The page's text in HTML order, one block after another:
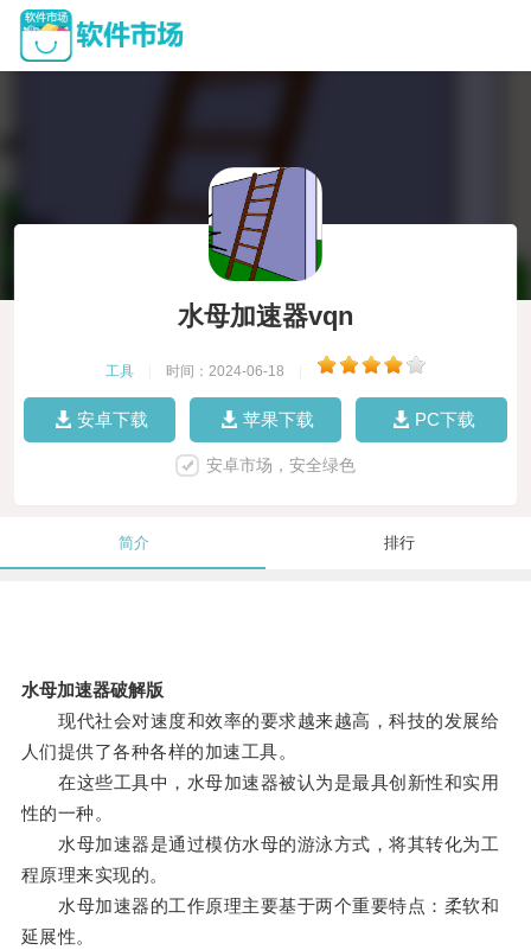
水母加速器vqn
工具 时间：2024-06-18
安卓下载 苹果下载 PC下载
安卓市场，安全绿色
简介 排行
水母加速器破解版
现代社会对速度和效率的要求越来越高，科技的发展给
人们提供了各种各样的加速工具。
在这些工具中，水母加速器被认为是最具创新性和实用
性的一种。
水母加速器是通过模仿水母的游泳方式，将其转化为工
程原理来实现的。
水母加速器的工作原理主要基于两个重要特点：柔软和
延展性。